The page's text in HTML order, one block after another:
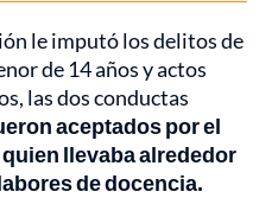
le imputó los delitos de
de 14 años y actos
las dos conductas
aceptados por el
llevaba alrededor
de docencia.